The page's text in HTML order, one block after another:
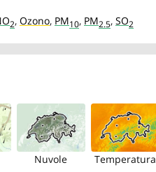
2, Ozono, PM10, PM2.5, SO2
Nuvole Temperatura